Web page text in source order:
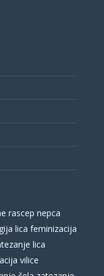
rascep nepca
lica feminizacija
lica
vilice